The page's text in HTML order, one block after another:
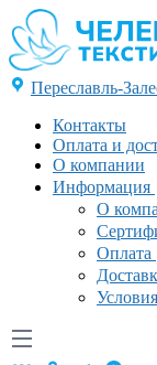
Переславль-
Контакты
Оплата и
О компании
Информация
О
Оплата